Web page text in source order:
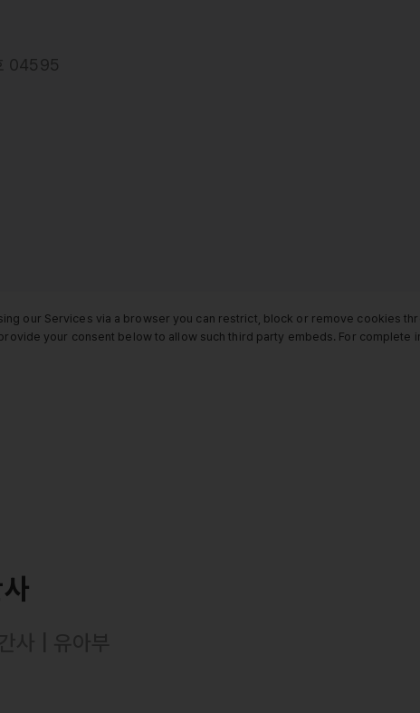
04595
our Services via a browser you can restrict, block or remove cookies
your consent below to allow such third party embeds. For